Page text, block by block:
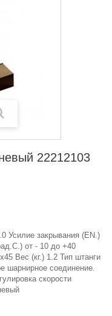
22212103
Усилие закрывания (EN.)
от - 10 до +40
Вес (кг.) 1.2 Тип штанги
шарнирное соединение.
скорости